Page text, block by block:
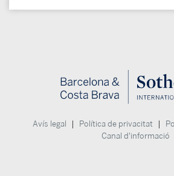
Avís legal Política de privacitat
Canal d'informació